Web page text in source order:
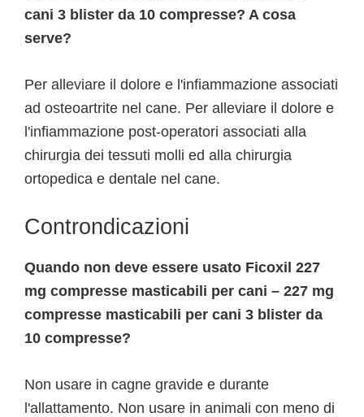
cani 3 blister da 10 compresse? A cosa
serve?
Per alleviare il dolore e l'infiammazione associati
ad osteoartrite nel cane. Per alleviare il dolore e
l'infiammazione post-operatori associati alla
chirurgia dei tessuti molli ed alla chirurgia
ortopedica e dentale nel cane.
Controndicazioni
Quando non deve essere usato Ficoxil 227
mg compresse masticabili per cani – 227 mg
compresse masticabili per cani 3 blister da
10 compresse?
Non usare in cagne gravide e durante
l'allattamento. Non usare in animali con meno di